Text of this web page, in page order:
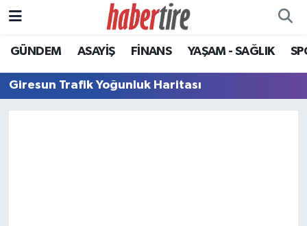
GÜNDEM ASAYİŞ FİNANS YAŞAM - SAĞLIK
Giresun Trafik Yoğunluk Haritası
Tire Nöbetçi Eczaneler
Tire Hava Durumu